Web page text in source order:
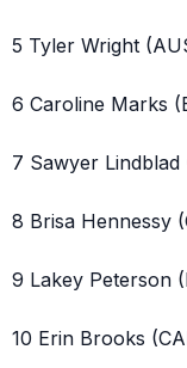
5 Tyler Wright
6 Caroline Marks
7 Sawyer Lindblad
8 Brisa Hennessy
9 Lakey Peterson
10 Erin Brooks